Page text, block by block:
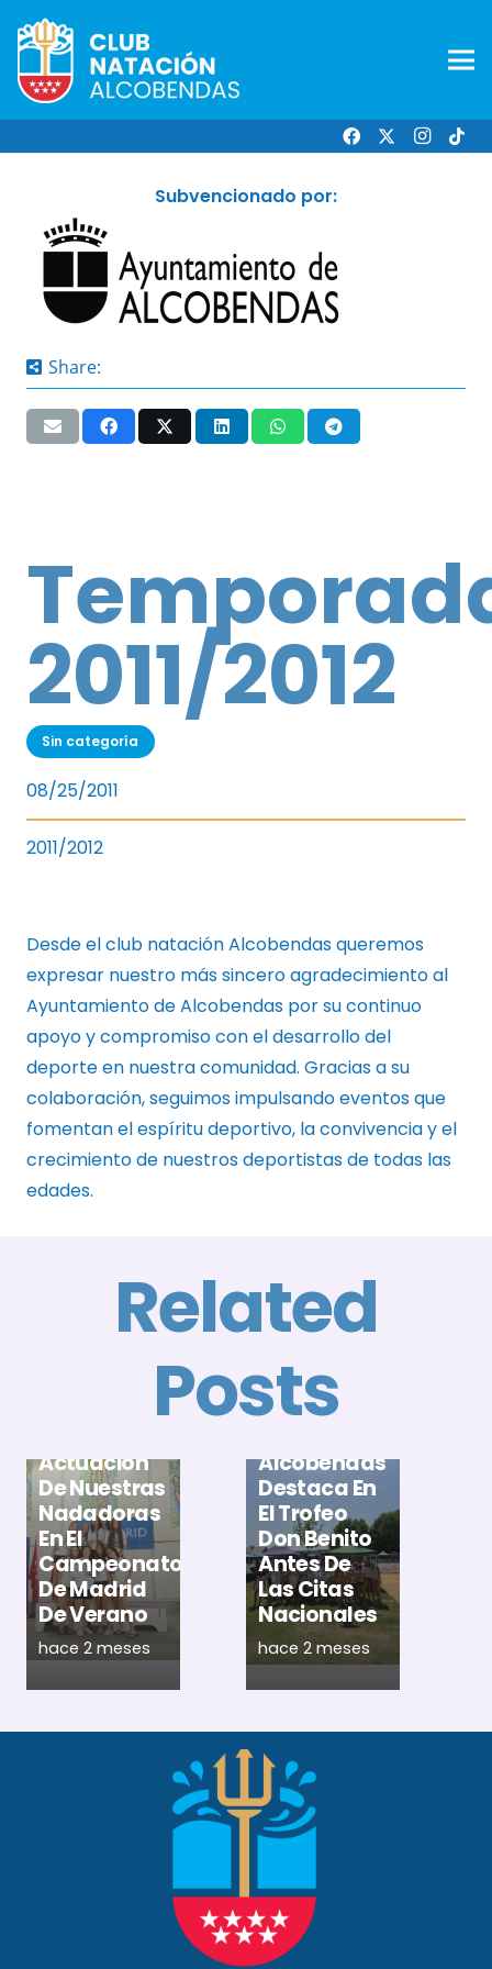
Subvencionado por:
Share:
2011/2012
Sin categoría
08/25/2011
2011/2012
Desde el club natación Alcobendas queremos
expresar nuestro más sincero agradecimiento al
Ayuntamiento de Alcobendas por su continuo
apoyo y compromiso con el desarrollo del
deporte en nuestra comunidad. Gracias a su
colaboración, seguimos impulsando eventos que
fomentan el espíritu deportivo, la convivencia y el
crecimiento de nuestros deportistas de todas las
edades.
Related
Posts
Actuación
De Nuestras
Nadadoras
En El
Campeonato
De Madrid
De Verano
hace 2 meses
El Club
Alcobendas
Destaca En
El Trofeo
Don Benito
Antes De
Las Citas
Nacionales
hace 2 meses